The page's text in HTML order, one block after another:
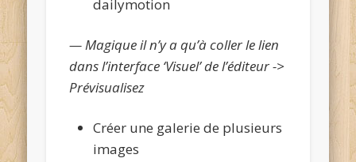
dailymotion
— Magique il n’y a qu’à coller le lien
dans l’interface ‘Visuel’ de l’éditeur ->
Prévisualisez
Créer une galerie de plusieurs
images